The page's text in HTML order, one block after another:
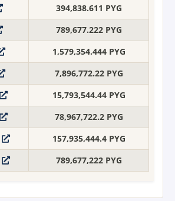
394,838.611 PYG
789,677.222 PYG
1,579,354.444 PYG
7,896,772.22 PYG
15,793,544.44 PYG
78,967,722.2 PYG
157,935,444.4 PYG
789,677,222 PYG